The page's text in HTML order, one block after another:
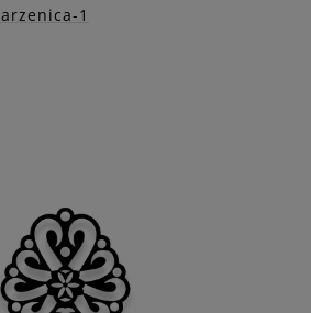
1
ze stali, ozdobioną tradycyjnym
- parzenicą.
DO KOSZYKA